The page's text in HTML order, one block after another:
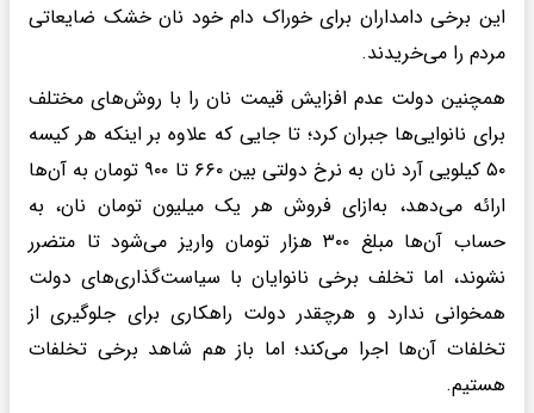
این برخی دامداران برای خوراک دام خود نان خشک ضایعاتی
مردم را می‌خریدند.
همچنین دولت عدم افزایش قیمت نان را با روش‌های مختلف
برای نانوایی‌ها جبران کرد؛ تا جایی که علاوه بر اینکه هر کیسه
۵۰ کیلویی آرد نان به نرخ دولتی بین ۶۶۰ تا ۹۰۰ تومان به آن‌ها
ارائه می‌دهد، به‌ازای فروش هر یک میلیون تومان نان، به
حساب آن‌ها مبلغ ۳۰۰ هزار تومان واریز می‌شود تا متضرر
نشوند، اما تخلف برخی نانوایان با سیاست‌گذاری‌های دولت
همخوانی ندارد و هرچقدر دولت راهکاری برای جلوگیری از
تخلفات آن‌ها اجرا می‌کند؛ اما باز هم شاهد برخی تخلفات
هستیم.